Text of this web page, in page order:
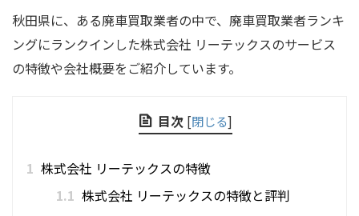
秋田県に、ある廃車買取業者の中で、廃車買取業者ランキ
ングにランクインした株式会社 リーテックスのサービス
の特徴や会社概要をご紹介しています。
目次 [閉じる]
1 株式会社 リーテックスの特徴
1.1 株式会社 リーテックスの特徴と評判